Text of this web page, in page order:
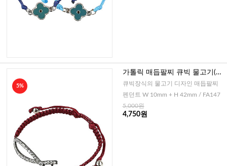
5%
가톨릭 매듭팔찌 큐빅 물고기(레
드)
큐빅장식의 물고기 디자인 매듭팔찌
펜던트 W 10mm + H 42mm / FA147
5,000원
4,750원